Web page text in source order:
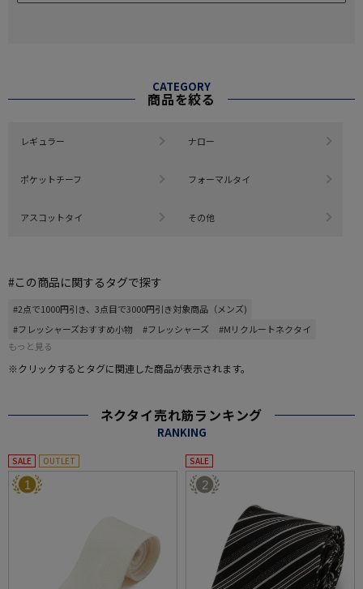
CATEGORY
商品を絞る
レギュラー ナロー
ポケットチーフ フォーマルタイ
アスコットタイ その他
#この商品に関するタグで探す
#2点で1000円引き、3点目で3000円引き対象商品（メンズ)
#フレッシャーズおすすめ小物
#フレッシャーズ
#Mリクルートネクタイ
もっと見る
※クリックするとタグに関連した商品が表示されます。
ネクタイ売れ筋ランキング
RANKING
SALE OUTLET
1
SALE
2